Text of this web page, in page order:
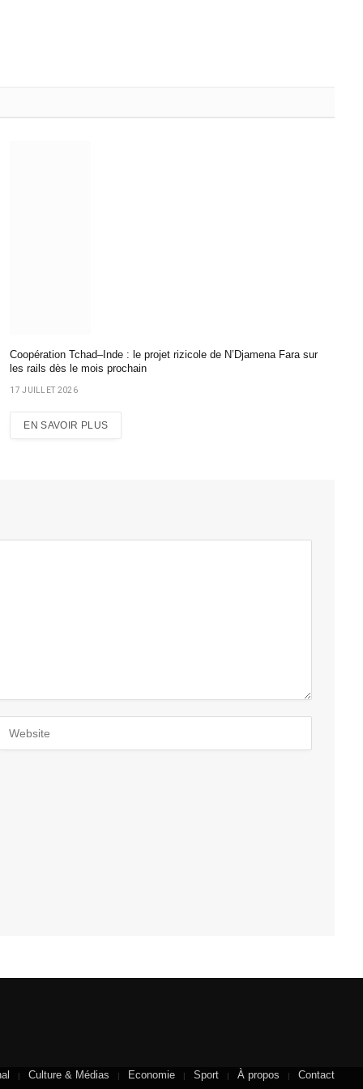
Coopération Tchad–Inde : le projet rizicole de N’Djamena Fara sur
les rails dès le mois prochain
17 JUILLET 2026
EN SAVOIR PLUS
Culture & Médias Economie Sport À propos Contact